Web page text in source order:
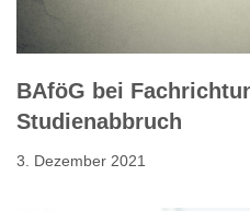
BAföG bei
Studienabbruch
3. Dezember 2021